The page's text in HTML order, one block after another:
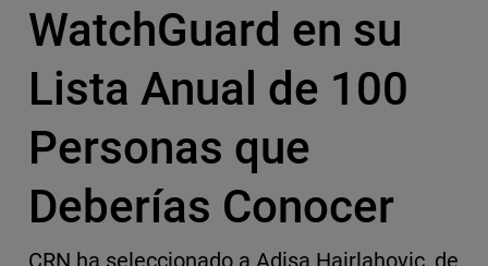
WatchGuard en su
Lista Anual de 100
Personas que
Deberías Conocer
CRN ha seleccionado a Adisa Hairlahovic, de